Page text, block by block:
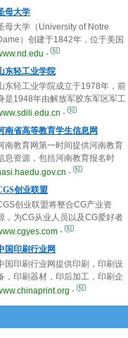
表、多功能电表、智能电表、预
费管理系统、能耗系统等系列电
产品。
母大学
母大学（University of Notre
）创建于1842年，位于美国
第安那州，是一所文理兼顾的著
名私立大学。“Notre Dame”是圣母
利亚之意，顾名思义，这是一所
马天主教大学，九成学生信天主
。圣母大学校风严谨、纯正，学
非常热衷于各项志愿的社会工
，也有大量学生加入社会事务中
，帮助照顾老人及伤残人员。
-
东轻工业学院
东轻工业学院成立于1978年，前
是1948年由解放军胶东军区军工
建立的胶东工业学校。1982年，
校成为国家首批学士学位授权单
，1998年被国务院学位委员会批
成为硕士学位授权单位，2005年
准为工程硕士培养单位，2006年
为同等学力人员在职申请硕士学
授权单位，2009年获准为艺术硕
培养单位。
-
南省高等教育学生信息网
南教育网第一时间提供河南教育
息资源，包括河南教育报名时
、考试时间、成绩查询、试题答
案、职位表、招考简章、录取分数
等最新2010年河南教育信息和资
。
-
创业联盟
创业联盟将整合CG产业资
，为CG从业人员以及CG爱好者
升创意空间，获得创业机会，寻
找创业伙伴，获得CG外包项目，推
产业的发展为己任。将为CG用户
供全方位、立体化的服务为目
。让所有CG爱好者和从业者无论
学习、工作还是自主创业处处都
以体验到CGS创业联盟所带来的
-
国印刷行业网
国印刷行业网提供印刷，印刷设
，印刷器材，印后加工，印刷企
等的行业资讯，政策法规，市场
软件，制版设备，CTP，印刷器
-